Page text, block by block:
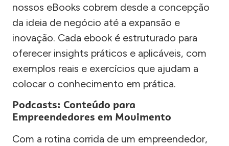
nossos eBooks cobrem desde a concepção
da ideia de negócio até a expansão e
inovação. Cada ebook é estruturado para
oferecer insights práticos e aplicáveis, com
exemplos reais e exercícios que ajudam a
colocar o conhecimento em prática.
Podcasts: Conteúdo para
Empreendedores em Movimento
Com a rotina corrida de um empreendedor,